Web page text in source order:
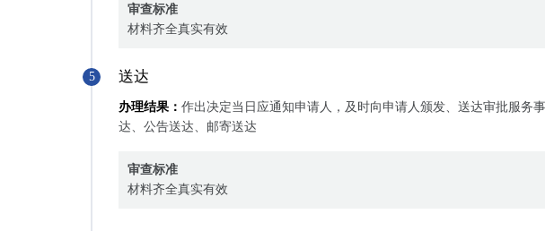
审查标准
材料齐全真实有效
5 送达
办理结果： 作出决定当日应通知申请人，及时向申请人颁发、送达审批服务
达、公告送达、邮寄送达
审查标准
材料齐全真实有效